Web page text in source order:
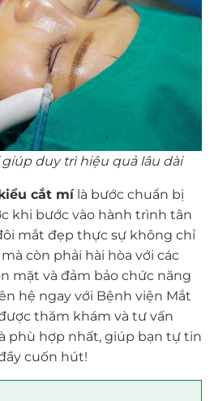
duy trì hiệu quả lâu dài
cắt mílà bước chuẩn bị
khi bước vào hành trình tân
mắt đẹp thực sự không chỉ
còn phải hài hòa với các
mặt và đảm bảo chức năng
hệ ngay với Bệnh viện Mắt
thăm khám và tư vấn
phù hợp nhất, giúp bạn tự tin
cuốn hút!